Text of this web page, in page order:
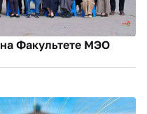
Факультете МЭО